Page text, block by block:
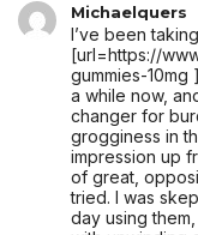
Michaelquers
I’ve been taking
[url=https://
gummies-
a while now,
changer for
grogginess in
impression up
of great,
tried. I was
day using